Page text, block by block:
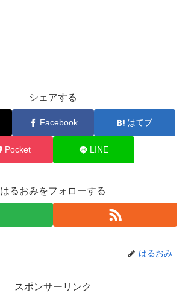
シェアする
Facebook はてブ
Pocket LINE
はるおみをフォローする
はるおみ
スポンサーリンク